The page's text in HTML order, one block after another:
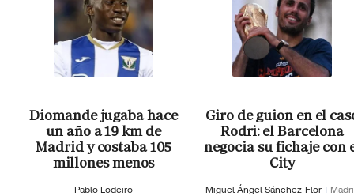
Diomande jugaba hace
un año a 19 km de
Madrid y costaba 105
millones menos
Pablo Lodeiro
Giro de guion en el
Rodri: el Barcelona
negocia su fichaje con
City
Miguel Ángel Sánchez-Flor